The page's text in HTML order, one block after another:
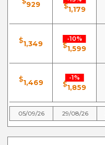
$1,179
10%-
$1,599
1%-
$1,859
29/08/26
929
$1,349
$1,469
05/09/26